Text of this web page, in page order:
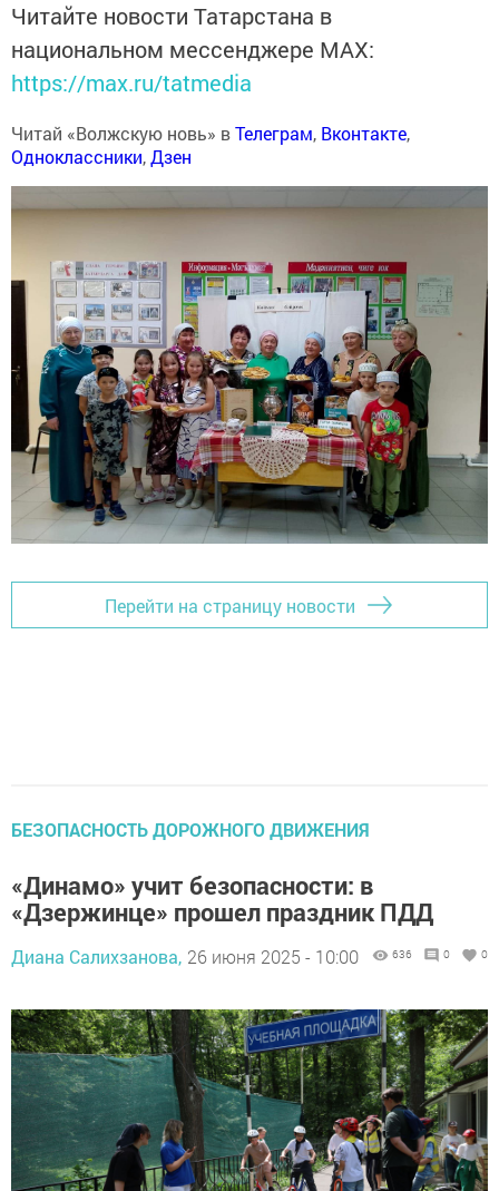
Читайте новости Татарстана в
национальном мессенджере MАХ:
https://max.ru/tatmedia
Читай «Волжскую новь» вТелеграм, Вконтакте,
Одноклассники,Дзен
Перейти на страницу новости
БЕЗОПАСНОСТЬ ДОРОЖНОГО ДВИЖЕНИЯ
«Динамо» учит безопасности: в
«Дзержинце» прошел праздник ПДД
Диана Салихзанова, 26 июня 2025 - 10:00 636 0 0